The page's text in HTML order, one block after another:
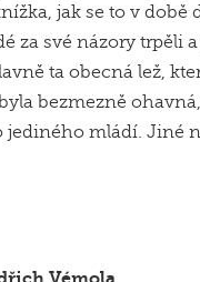
jak se to v době
za své názory trpěli
ta obecná lež,
bezmezně
jediného mládí. Jiné